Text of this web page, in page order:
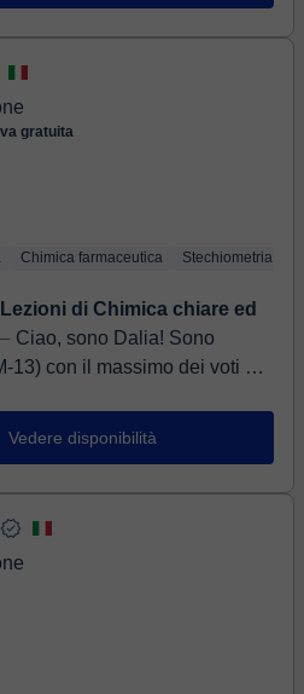
gratuita
Chimica farmaceutica Stechiometria
di Chimica chiare ed
⏤ Ciao, sono Dalia! Sono
13) con il massimo dei voti e
Vedere disponibilità